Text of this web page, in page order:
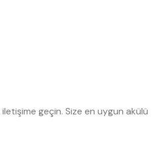
geçin. Size en uygun akülü